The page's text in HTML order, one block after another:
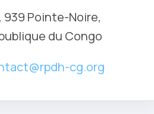
939 Pointe-Noire,
du Congo
cg.org